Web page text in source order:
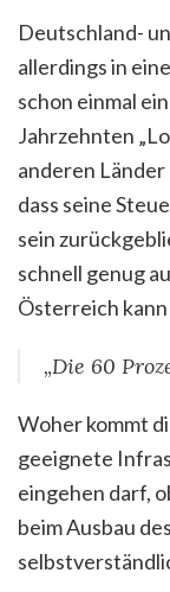
Deutschland-
allerdings in
schon einmal
Jahrzehnten
anderen
dass seine
sein
schnell genug
Österreich kann
„Die 60
Woher kommt
geeignete
eingehen darf,
beim Ausbau